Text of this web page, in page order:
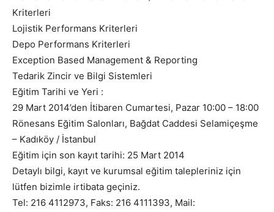
Kriterleri
Lojistik Performans Kriterleri
Depo Performans Kriterleri
Exception Based Management & Reporting
Tedarik Zincir ve Bilgi Sistemleri
Eğitim Tarihi ve Yeri :
29 Mart 2014’den İtibaren Cumartesi, Pazar 10:00 – 18:00
Rönesans Eğitim Salonları, Bağdat Caddesi Selamiçeşme
– Kadıköy / İstanbul
Eğitim için son kayıt tarihi: 25 Mart 2014
Detaylı bilgi, kayıt ve kurumsal eğitim talepleriniz için
lütfen bizimle irtibata geçiniz.
Tel: 216 4112973, Faks: 216 4111393, Mail: